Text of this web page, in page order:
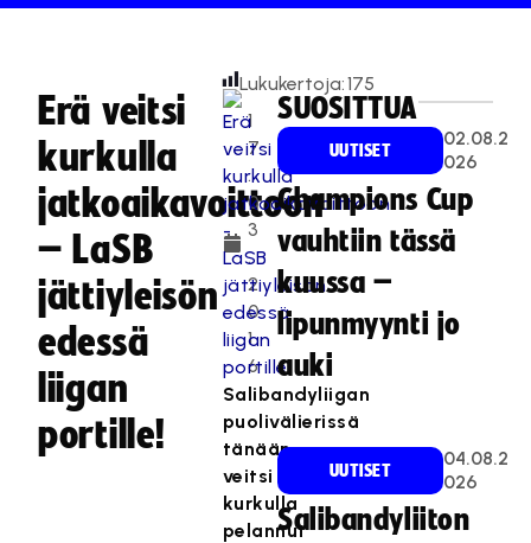
Erä veitsi
kurkulla
jatkoaikavoittoon
– LaSB
jättiyleisön
edessä
liigan
portille!
1
7
.
0
3
.
2
0
1
6
Lukukertoja:175
Salibandyliigan
puolivälierissä
tänään
veitsi
kurkulla
pelannut
SUOSITTUA
UUTISET
02.08.2
026
Champions Cup
vauhtiin tässä
kuussa –
lipunmyynti jo
auki
UUTISET
04.08.2
026
Salibandyliiton